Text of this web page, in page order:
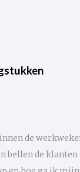
de
bellen de